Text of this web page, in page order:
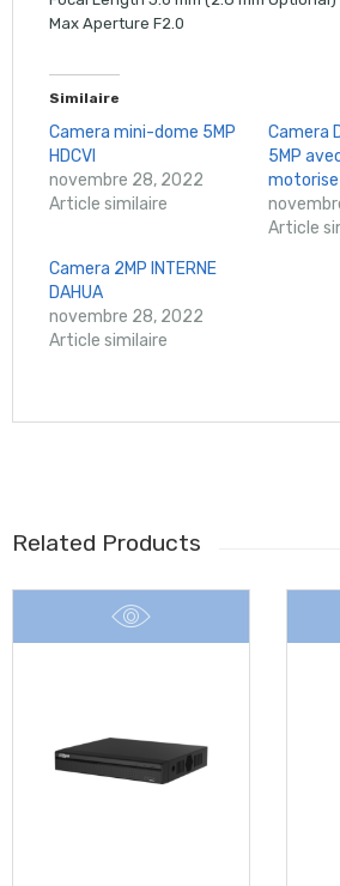
Max Aperture F2.0
Similaire
Camera mini-dome 5MP
HDCVI
novembre 28, 2022
Article similaire
Camera
5MP
motorise
Article
Camera 2MP INTERNE
DAHUA
novembre 28, 2022
Article similaire
Related Products